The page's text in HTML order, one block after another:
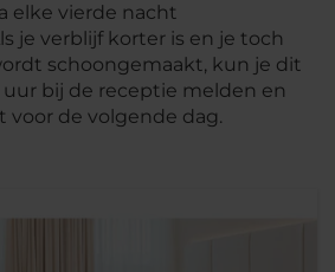
elke vierde nacht
je verblijf korter is en je toch
schoongemaakt, kun je dit
uur bij de receptie melden en
voor de volgende dag.